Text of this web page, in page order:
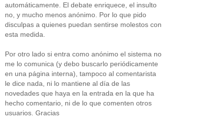
automáticamente. El debate enriquece, el insulto
no, y mucho menos anónimo. Por lo que pido
disculpas a quienes puedan sentirse molestos con
esta medida.
Por otro lado si entra como anónimo el sistema no
me lo comunica (y debo buscarlo periódicamente
en una página interna), tampoco al comentarista
le dice nada, ni lo mantiene al día de las
novedades que haya en la entrada en la que ha
hecho comentario, ni de lo que comenten otros
usuarios. Gracias